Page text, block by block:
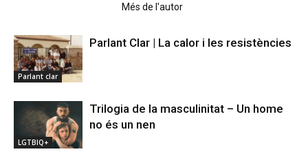
Més de l'autor
Parlant clar
Parlant Clar | La calor i les resistències
LGTBIQ+
Trilogia de la masculinitat – Un home
no és un nen